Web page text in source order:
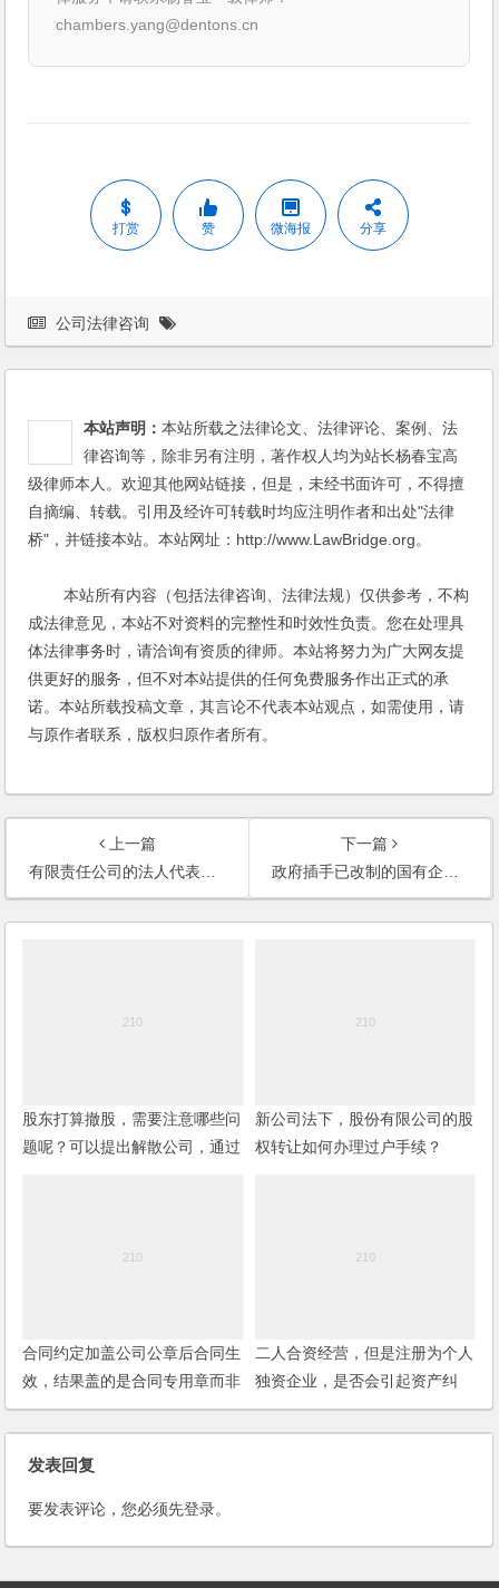
chambers.yang@dentons.cn
打赏 赞 微海报 分享
公司法律咨询
本站声明：本站所载之法律论文、法律评论、案例、法
律咨询等，除非另有注明，著作权人均为站长杨春宝高
级律师本人。欢迎其他网站链接，但是，未经书面许可，不得擅
自摘编、转载。引用及经许可转载时均应注明作者和出处"法律
桥"，并链接本站。本站网址：http://www.LawBridge.org。
本站所有内容（包括法律咨询、法律法规）仅供参考，不构
成法律意见，本站不对资料的完整性和时效性负责。您在处理具
体法律事务时，请洽询有资质的律师。本站将努力为广大网友提
供更好的服务，但不对本站提供的任何免费服务作出正式的承
诺。本站所载投稿文章，其言论不代表本站观点，如需使用，请
与原作者联系，版权归原作者所有。
上一篇
有限责任公司的法人代表私自携带资金跑掉了，其他股东如何维护权益？
下一篇
政府插手已改制的国有企业的事务，损害企业利益，企业的股东如何保障权益？
股东打算撤股，需要注意哪些问
题呢？可以提出解散公司，通过
新公司法下，股份有限公司的股
权转让如何办理过户手续？
合同约定加盖公司公章后合同生
效，结果盖的是合同专用章而非
公章，该合同是否生效？
二人合资经营，但是注册为个人
独资企业，是否会引起资产纠
纷？
发表回复
要发表评论，您必须先登录。